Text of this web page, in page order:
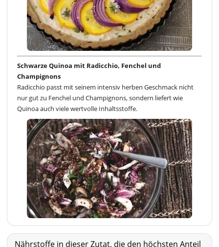
Schwarze Quinoa mit Radicchio, Fenchel und
Champignons
Radicchio passt mit seinem intensiv herben Geschmack nicht
nur gut zu Fenchel und Champignons, sondern liefert wie
Quinoa auch viele wertvolle Inhaltsstoffe.
Nährstoffe in dieser Zutat, die den höchsten Anteil